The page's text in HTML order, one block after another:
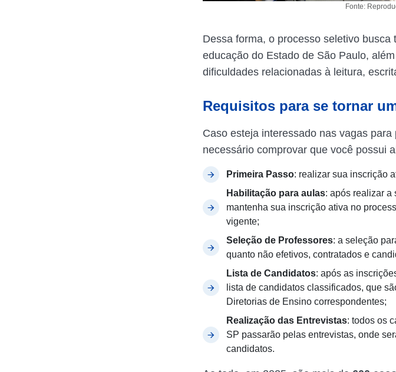
Fonte:
Dessa forma, o processo seletivo
educação do Estado de São Paulo,
dificuldades relacionadas à leitura,
Requisitos para se tornar
Caso esteja interessado nas vagas
necessário comprovar que você possui
Primeira Passo: realizar sua inscrição
Habilitação para aulas: após realizar a
mantenha sua inscrição ativa no
vigente;
Seleção de Professores: a seleção
quanto não efetivos, contratados e
Lista de Candidatos: após as
lista de candidatos classificados, que
Diretorias de Ensino correspondentes;
Realização das Entrevistas: todos os
SP passarão pelas entrevistas, onde
candidatos.